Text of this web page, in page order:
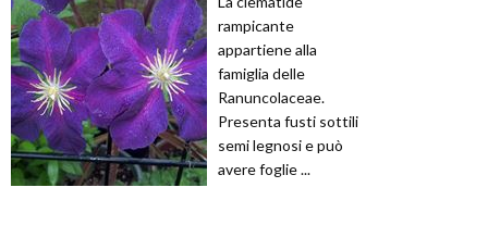
rampicante
appartiene alla
famiglia delle
Ranuncolaceae.
Presenta fusti sottili
semi legnosi e può
avere foglie ...